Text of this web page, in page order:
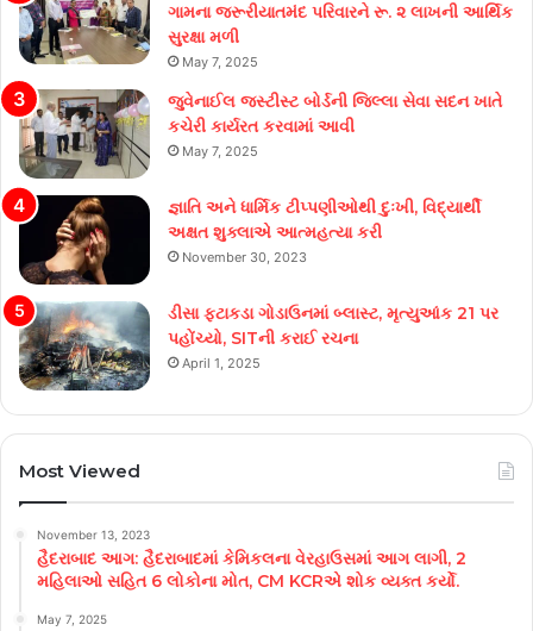
ગામના જરૂરીયાતમંદ પરિવારને રૂ. ૨ લાખની આર્થિક
સુરક્ષા મળી
May 7, 2025
જુવેનાઈલ જસ્ટીસ્ટ બોર્ડની જિલ્લા સેવા સદન ખાતે
કચેરી કાર્યરત કરવામાં આવી
May 7, 2025
જ્ઞાતિ અને ધાર્મિક ટીપ્પણીઓથી દુઃખી, વિદ્યાર્થી
અક્ષત શુક્લાએ આત્મહત્યા કરી
November 30, 2023
ડીસા ફટાકડા ગોડાઉનમાં બ્લાસ્ટ, મૃત્યુઆંક 21 પર
પહોંચ્યો, SITની કરાઈ રચના
April 1, 2025
Most Viewed
November 13, 2023
હૈદરાબાદ આગ: હૈદરાબાદમાં કેમિકલના વેરહાઉસમાં આગ લાગી, 2
મહિલાઓ સહિત 6 લોકોના મોત, CM KCRએ શોક વ્યક્ત કર્યો.
May 7, 2025